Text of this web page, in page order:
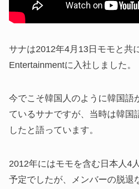
サナは2012年4月13日モモと共
Entertainmentに入社しました。
今でこそ韓国人のように韓国語
ているサナですが、当時は韓国
したと語っています。
2012年にはモモを含む日本人4
予定でしたが、メンバーの脱退